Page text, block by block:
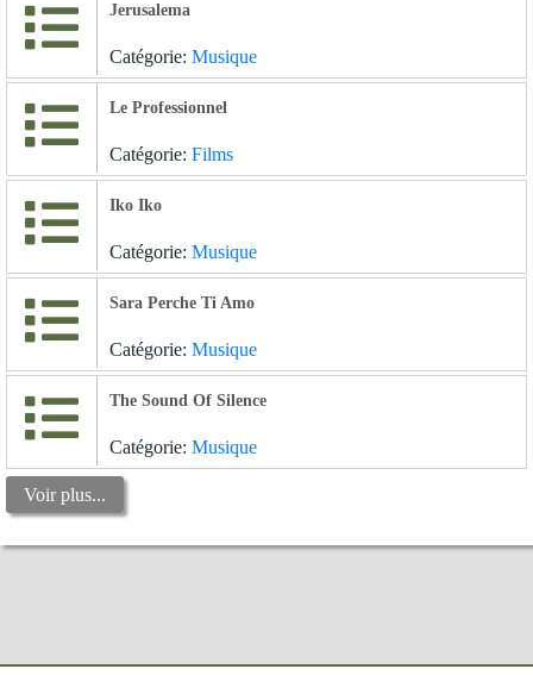
Jerusalema
Catégorie: Musique
Le Professionnel
Catégorie: Films
Iko Iko
Catégorie: Musique
Sara Perche Ti Amo
Catégorie: Musique
The Sound Of Silence
Catégorie: Musique
Voir plus...